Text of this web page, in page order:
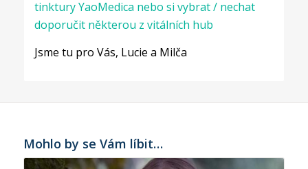
tinktury YaoMedica nebo si vybrat / nechat
doporučit některou z vitálních hub
Jsme tu pro Vás, Lucie a Milča
Mohlo by se Vám líbit…